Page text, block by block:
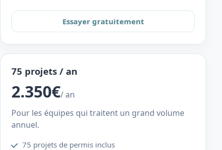
Essayer gratuitement
75 projets / an
2.350€/ an
Pour les équipes qui traitent un grand volume
annuel.
75 projets de permis inclus